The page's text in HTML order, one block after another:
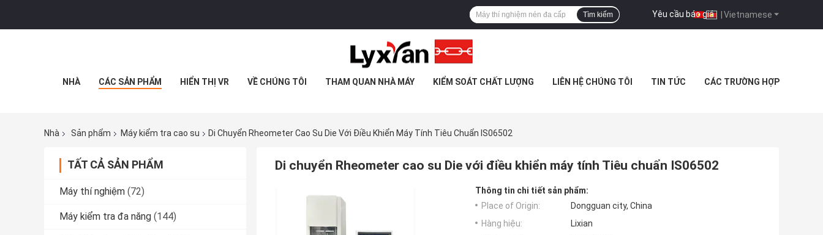
Vietnamese
Yêu cầu báo giá |
Tìm kiếm
NHÀ CÁC SẢN PHẨM HIỂN THỊ VR VỀ CHÚNG TÔI THAM QUAN NHÀ MÁY KIỂM SOÁT CHẤT LƯỢNG LIÊN HỆ CHÚNG TÔI TIN TỨC CÁC TRƯỜNG HỢP
Nhà Sản phẩm Máy kiểm tra cao su Di Chuyển Rheometer Cao Su Die Với Điều Khiển Máy Tính Tiêu Chuẩn IS06502
TẤT CẢ SẢN PHẨM
Máy thí nghiệm (72)
Máy kiểm tra đa năng (144)
Di chuyển Rheometer cao su Die với điều khiển máy tính Tiêu chuẩn IS06502
Thông tin chi tiết sản phẩm:
Place of Origin:
Dongguan city, China
Hàng hiệu:
Lixian